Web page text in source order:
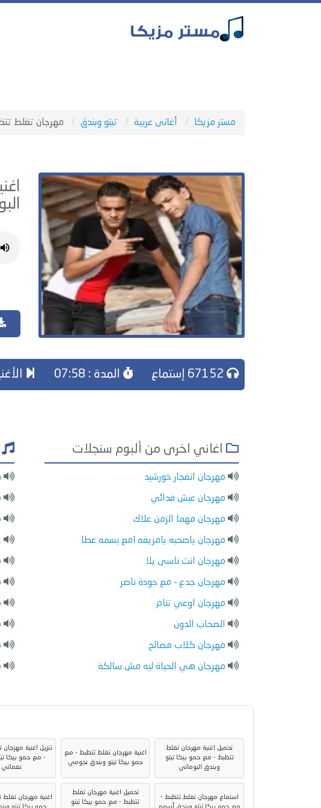
مستر مزيكا أغانى عربية تيتو وبندق مهرجان تغلط
المدة : 07:58
اغاني اخرى من ألبوم سنجلات
مهرجان انفجار خورشيد
مهرجان عيش فدائي
مهرجان مهما الزمن علاك
مهرجان ياصحبه يامزيفه lمع بسمه عطا
مهرجان انت ناسى يلا
مهرجان جدع - مع حودة ناصر
مهرجان اوعي تنام
الصحاب الدون
مهرجان كلاب مصالح
مهرجان هي الحياة ليه مش سالكة
تحميل اغنية مهرجان تغلط
تتظبط - مع حمو بيكا تيتو
وبندق البوماتي
اغنية مهرجان تغلط تتظبط - مع
حمو بيكا تيتو وبندق نجومي
تنزيل اغنية
- مع حمو بيكا
نغماتي
استماع مهرجان تغلط تتظبط -
تحميل اغنية مهرجان تغلط
تتظبط - مع حمو بيكا تيتو
اغنية مهرجان